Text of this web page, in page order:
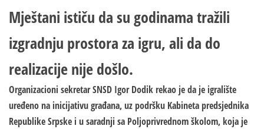
Mještani ističu da su godinama tražili
izgradnju prostora za igru, ali da do
realizacije nije došlo.
Organizacioni sekretar SNSD Igor Dodik rekao je da je igralište
uređeno na inicijativu građana, uz podršku Kabineta predsjednika
Republike Srpske i u saradnji sa Poljoprivrednom školom, koja je